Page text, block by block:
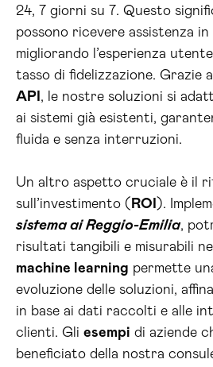
24, 7 giorni su 7. Questo
possono ricevere assistenza in
migliorando l’esperienza
tasso di fidelizzazione. Grazie
API , le nostre soluzioni si
ai sistemi già esistenti,
fluida e senza interruzioni.
Un altro aspetto cruciale è il
sull’investimento ( ROI ).
sistema ai Reggio-Emilia,
risultati tangibili e misurabili
machine learning permette
evoluzione delle soluzioni,
in base ai dati raccolti e alle
clienti. Gli esempi di aziende
beneficiato della nostra